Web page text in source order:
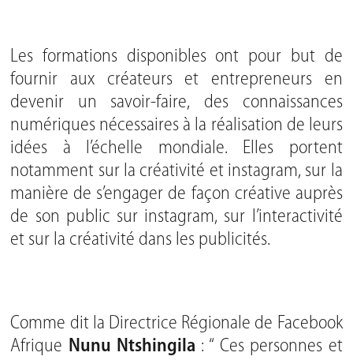
Les formations disponibles ont pour but de
fournir aux créateurs et entrepreneurs en
devenir un savoir-faire, des connaissances
numériques nécessaires à la réalisation de leurs
idées à l’échelle mondiale. Elles portent
notamment sur la créativité et instagram, sur la
manière de s’engager de façon créative auprès
de son public sur instagram, sur l’interactivité
et sur la créativité dans les publicités.
Comme dit la Directrice Régionale de Facebook
Afrique Nunu Ntshingila : “ Ces personnes et